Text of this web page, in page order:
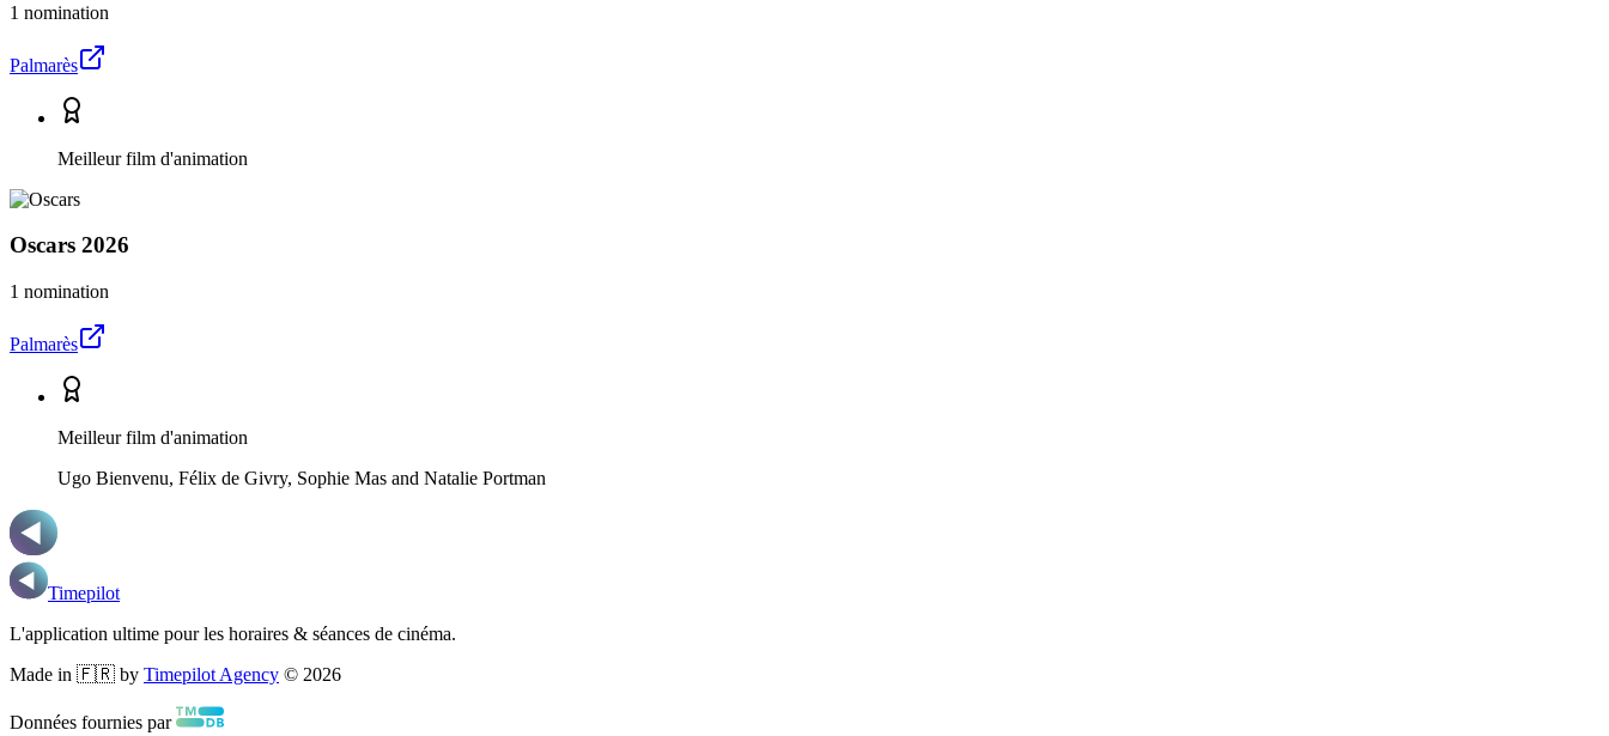
1 nomination
Palmarès
Meilleur film d'animation
Oscars 2026
1 nomination
Palmarès
Meilleur film d'animation
Ugo Bienvenu, Félix de Givry, Sophie Mas and Natalie Portman
Timepilot
L'application ultime pour les horaires & séances de cinéma.
Made in 🇫🇷 by Timepilot Agency © 2026
Données fournies par